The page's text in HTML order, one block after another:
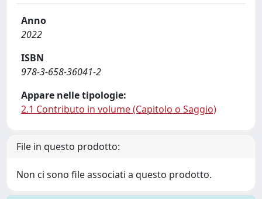
Anno
2022
ISBN
978-3-658-36041-2
Appare nelle tipologie:
2.1 Contributo in volume (Capitolo o Saggio)
File in questo prodotto:
Non ci sono file associati a questo prodotto.